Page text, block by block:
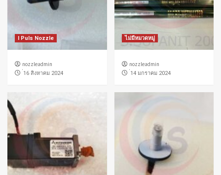
I Puls Nozzle
nozzleadmin
่16 สิงหาคม 2024
ไม่มีหมวดหมู่
nozzleadmin
่14 มกราคม 2024